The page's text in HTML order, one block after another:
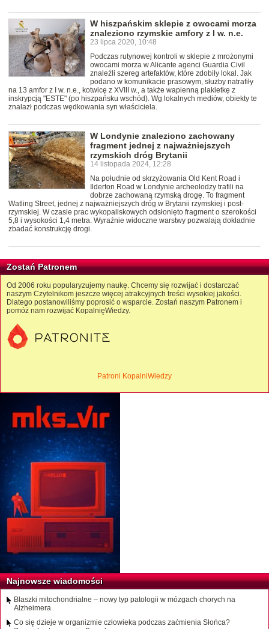
W hiszpańskim sklepie z owocami morza
znaleziono rzymskie amfory z I w. n.e.
23 lipca 2020, 10:48
Podczas rutynowej kontroli w sklepie z mrożonymi
owocami morza w Alicante agenci Guardia Civil
znaleźli szereg artefaktów, które zdobiły lokal. Jak
podano w komunikacie prasowym, służby natrafiły
na 13 amfor z I w. n.e., kotwicę z XVIII w., a także wapienną plakietkę z
inskrypcją "ESTE" (po hiszpańsku wschód). Wg lokalnych mediów, obiekty te
znalazł podczas wędkowania syn właściciela.
W Londynie znaleziono zachowany
fragment jednej z najważniejszych
rzymskich dróg Brytanii
14 listopada 2024, 12:28
Na południe od skrzyżowania Old Kent Road i
Ilderton Road w Londynie archeolodzy trafili na
dobrze zachowaną rzymską drogę. To fragment
Watling Street, jednej z najważniejszych dróg w Brytanii rzymskiej i post-
rzymskiej. W czasie prac wykopaliskowych odsłonięto fragment o szerokości
5,8 i wysokości 1,4 metra. Wyraźnie widoczne warstwy pozwalają dokładnie
zbadać konstrukcję drogi.
Zostań Patronem
Od 2006 roku popularyzujemy naukę. Chcemy się rozwijać i dostarczać
naszym Czytelnikom jeszcze więcej atrakcyjnych treści wysokiej jakości.
Dlatego postanowiliśmy poprosić o wsparcie. Zostań naszym Patronem i
pomóż nam rozwijać KopalnięWiedzy.
Patroni KopalniWiedzy
Najnowsze wiadomości
Blaszki mitochondrialne – nowy typ patologii w mózgach chorych na
Alzheimera
Co się dzieje w organizmie człowieka podczas zaćmienia Słońca?